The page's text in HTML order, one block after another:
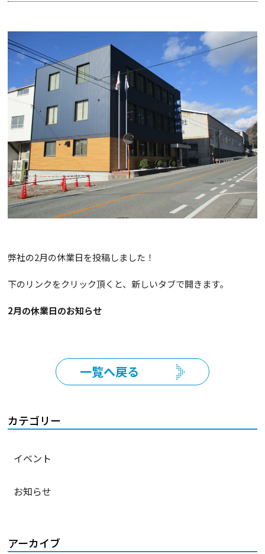
弊社の2月の休業日を投稿しました！
下のリンクをクリック頂くと、新しいタブで開きます。
2月の休業日のお知らせ
一覧へ戻る
カテゴリー
イベント
お知らせ
アーカイブ